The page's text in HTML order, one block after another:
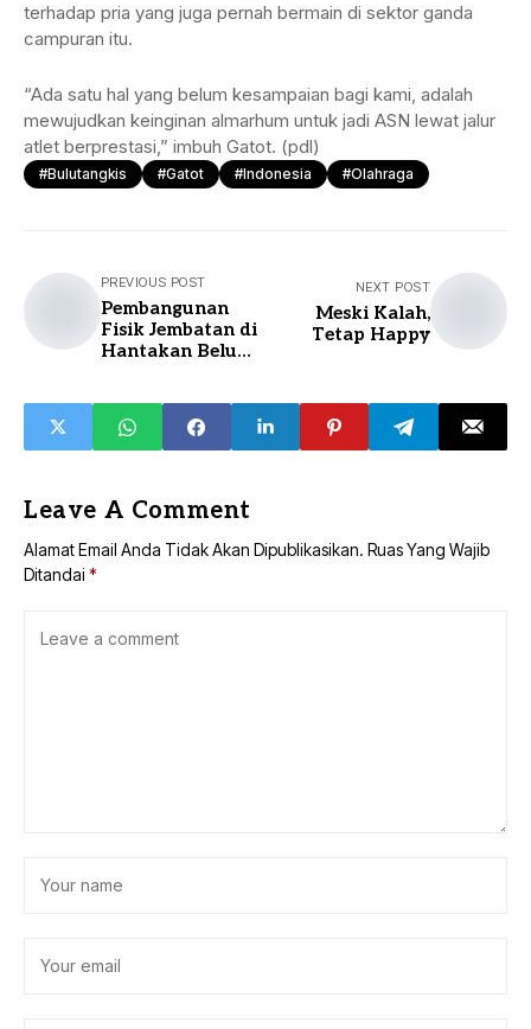
terhadap pria yang juga pernah bermain di sektor ganda
campuran itu.
“Ada satu hal yang belum kesampaian bagi kami, adalah
mewujudkan keinginan almarhum untuk jadi ASN lewat jalur
atlet berprestasi,” imbuh Gatot. (pdl)
#bulutangkis #Gatot #indonesia #olahraga
PREVIOUS POST
Pembangunan
Fisik Jembatan di
Hantakan Belum
NEXT POST
Meski Kalah,
Tetap Happy
Leave A Comment
Alamat Email Anda Tidak Akan Dipublikasikan. Ruas Yang Wajib
Ditandai *